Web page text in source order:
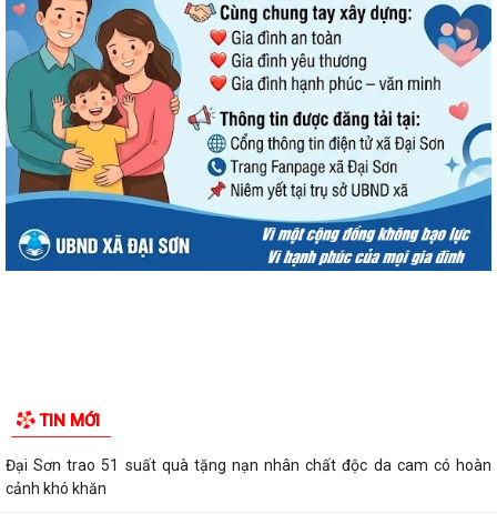
TIN MỚI
Đại Sơn trao 51 suất quà tặng nạn nhân chất độc da cam có hoàn
cảnh khó khăn